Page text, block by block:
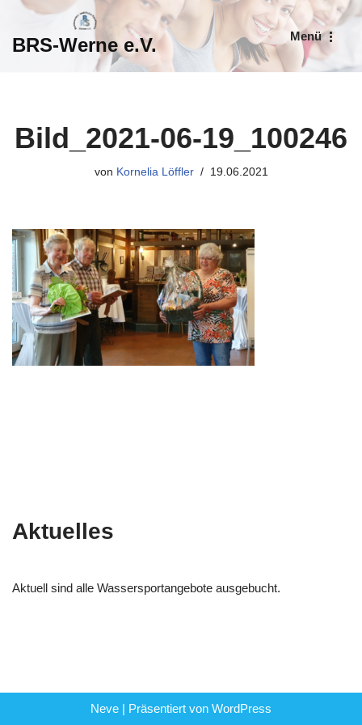
Zum
BRS-Werne e.V. Menü
Bild_2021-06-19_100246
von Kornelia Löffler 19.06.2021
Aktuelles
Aktuell sind alle Wassersportangebote ausgebucht.
Neve | Präsentiert von WordPress